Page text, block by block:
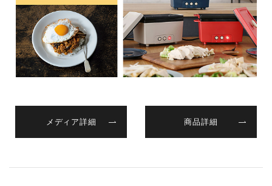
メディア詳細 商品詳細